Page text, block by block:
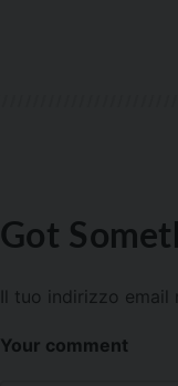
Got
Il tuo indirizzo email
Your comment